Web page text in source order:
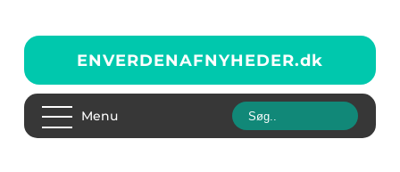
ENVERDENAFNYHEDER.dk
Menu